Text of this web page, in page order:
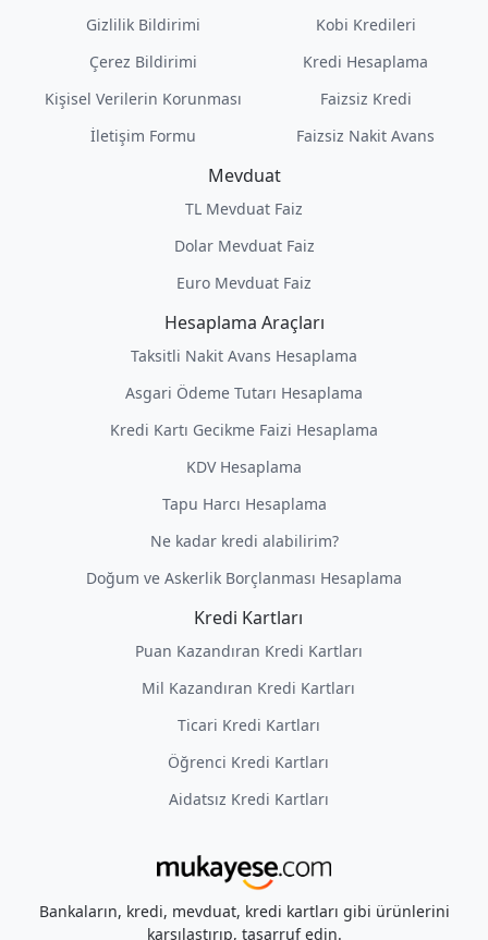
Gizlilik Bildirimi
Çerez Bildirimi
Kişisel Verilerin Korunması
İletişim Formu
Kobi Kredileri
Kredi Hesaplama
Faizsiz Kredi
Faizsiz Nakit Avans
Mevduat
TL Mevduat Faiz
Dolar Mevduat Faiz
Euro Mevduat Faiz
Hesaplama Araçları
Taksitli Nakit Avans Hesaplama
Asgari Ödeme Tutarı Hesaplama
Kredi Kartı Gecikme Faizi Hesaplama
KDV Hesaplama
Tapu Harcı Hesaplama
Ne kadar kredi alabilirim?
Doğum ve Askerlik Borçlanması Hesaplama
Kredi Kartları
Puan Kazandıran Kredi Kartları
Mil Kazandıran Kredi Kartları
Ticari Kredi Kartları
Öğrenci Kredi Kartları
Aidatsız Kredi Kartları
Bankaların, kredi, mevduat, kredi kartları gibi ürünlerini
karşılaştırıp, tasarruf edin.